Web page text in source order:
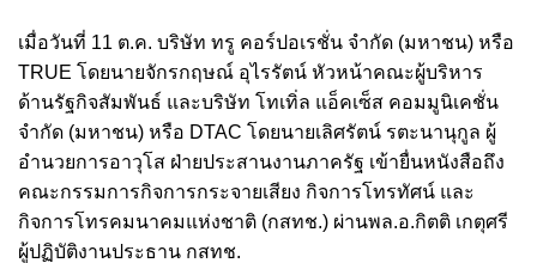
เมื่อวันที่ 11 ต.ค. บริษัท ทรู คอร์ปอเรชั่น จำกัด (มหาชน) หรือ
TRUE โดยนายจักรกฤษณ์ อุไรรัตน์ หัวหน้าคณะผู้บริหาร
ด้านรัฐกิจสัมพันธ์ และบริษัท โทเทิ่ล แอ็คเซ็ส คอมมูนิเคชั่น
จำกัด (มหาชน) หรือ DTAC โดยนายเลิศรัตน์ รตะนานุกูล ผู้
อำนวยการอาวุโส ฝ่ายประสานงานภาครัฐ เข้ายื่นหนังสือถึง
คณะกรรมการกิจการกระจายเสียง กิจการโทรทัศน์ และ
กิจการโทรคมนาคมแห่งชาติ (กสทช.) ผ่านพล.อ.กิตติ เกตุศรี
ผู้ปฏิบัติงานประธาน กสทช.